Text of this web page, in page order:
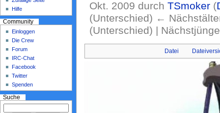
Okt. 2009 durchTSmoker (
(Unterschied) ←
(Unterschied) |
Datei
Hilfe
Community
Einloggen
Die Crew
Forum
IRC-Chat
Facebook
Twitter
Spenden
Suche